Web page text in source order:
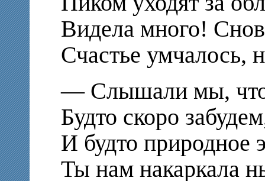
Видела много!
Счастье умчалось,
— Слышали мы, что
Будто скоро
И будто природное
Ты нам накаркала